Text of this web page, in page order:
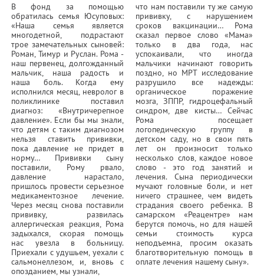
В фонд за помощью
обратилась семья Юсуповых:
«Наша семья является
многодетной, подрастают
трое замечательных сыновей:
Роман, Тимур и Руслан. Рома -
наш первенец, долгожданный
мальчик, наша радость и
наша боль. Когда ему
исполнился месяц, невролог в
поликлинике поставил
диагноз: «Внутричерепное
давление». Если бы мы знали,
что детям с таким диагнозом
нельзя ставить прививки,
пока давление не придет в
норму… Прививки сыну
поставили, Рому рвало,
давление нарастало,
пришлось провести серьезное
медикаментозное лечение.
Через месяц снова поставили
прививку, развилась
аллергическая реакция, Рома
задыхался, скорая помощь
нас увезла в больницу.
Приехали с удушьем, уехали с
сальмонеллезом, и, вновь с
опозданием, мы узнали,
что нам поставили ту же самую
прививку, с нарушением
сроков вакцинации… Рома
сказал первое слово «Мама»
только в два года, нас
успокаивали, что иногда
мальчики начинают говорить
поздно, но МРТ исследование
разрушило все надежды:
органическое поражение
мозга, ЗППР, гидроцефальный
синдром, две кисты… Сейчас
Рома посещает
логопедическую группу в
детском саду, но в свои пять
лет он произносит только
несколько слов, каждое новое
слово - это год занятий и
лечения. Сына периодически
мучают головные боли, и нет
ничего страшнее, чем видеть
страдания своего ребенка. В
самарском «Реацентре» нам
берутся помочь, но для нашей
семьи стоимость курса
неподъемна, просим оказать
благотворительную помощь в
оплате лечения нашему сыну».